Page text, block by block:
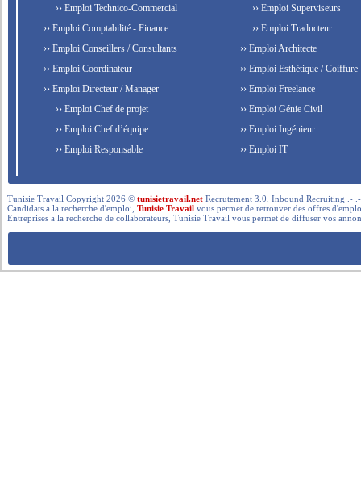
›› Emploi Technico-Commercial
›› Emploi Comptabilité - Finance
›› Emploi Conseillers / Consultants
›› Emploi Coordinateur
›› Emploi Directeur / Manager
›› Emploi Chef de projet
›› Emploi Chef d’équipe
›› Emploi Responsable
›› Emploi Superviseurs
›› Emploi Traducteur
›› Emploi Architecte
›› Emploi Esthétique / Coiffure
›› Emploi Freelance
›› Emploi Génie Civil
›› Emploi Ingénieur
›› Emploi IT
Tunisie Travail Copyright 2026 ©tunisietravail.net Recrutement 3.0, Inbound Recruiting .-
Candidats a la recherche d'emploi,Tunisie Travail vous permet de retrouver des offres
Entreprises a la recherche de collaborateurs, Tunisie Travail vous permet de diffuser vos